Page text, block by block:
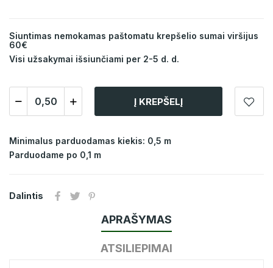
Siuntimas nemokamas paštomatu krepšelio sumai viršijus
60€
Visi užsakymai išsiunčiami per 2-5 d. d.
Į KREPŠELĮ
Minimalus parduodamas kiekis: 0,5 m
Parduodame po 0,1 m
Dalintis
APRAŠYMAS
ATSILIEPIMAI